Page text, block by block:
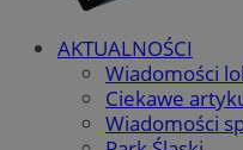
AKTUALNOŚCI
Wiadomości
Ciekawe
Wiadomości